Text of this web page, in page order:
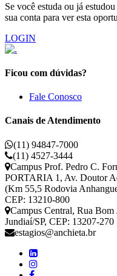
Se você estuda ou já
sua conta para ver esta
LOGIN
Ficou com dúvidas?
Fale Conosco
Canais de Atendimento
(11) 94847-7000
(11) 4527-3444
Campus Prof. Pedro C.
PORTARIA 1, Av. Doutor
(Km 55,5 Rodovia
CEP: 13210-800
Campus Central, Rua Bom
Jundiaí/SP, CEP: 13207-270
estagios@anchieta.br